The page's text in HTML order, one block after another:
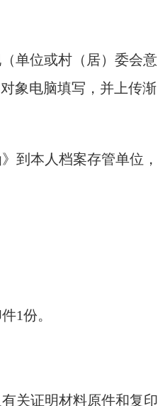
单位或村（居）委会意
象电脑填写，并上传渐
到本人档案存管单位，
1份。
关证明材料原件和复印